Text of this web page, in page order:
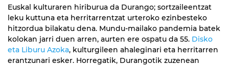
Euskal kulturaren hiriburua da Durango; sortzaileentzat
leku kuttuna eta herritarrentzat urteroko ezinbesteko
hitzordua bilakatu dena. Mundu-mailako pandemia batek
kolokan jarri duen arren, aurten ere ospatu da 55. Disko
eta Liburu Azoka, kulturgileen ahaleginari eta herritarren
erantzunari esker. Horregatik, Durangotik zuzenean